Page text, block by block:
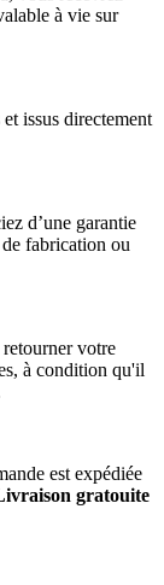
à vie sur
issus directement
d’une garantie
fabrication ou
votre
à condition qu'il
est expédiée
gratouite